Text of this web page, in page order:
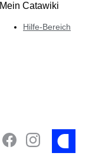
Mein Catawiki
Hilfe-Bereich